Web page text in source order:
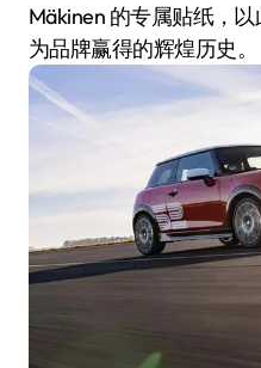
Mäkinen 的专属贴纸，
为品牌赢得的辉煌历史。